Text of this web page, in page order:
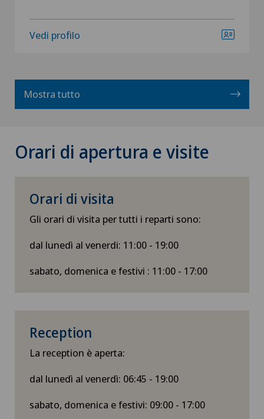
Vedi profilo
Mostra tutto
Orari di apertura e visite
Orari di visita
Gli orari di visita per tutti i reparti sono:
dal lunedì al venerdi: 11:00 - 19:00
sabato, domenica e festivi : 11:00 - 17:00
Reception
La reception è aperta:
dal lunedì al venerdì: 06:45 - 19:00
sabato, domenica e festivi: 09:00 - 17:00